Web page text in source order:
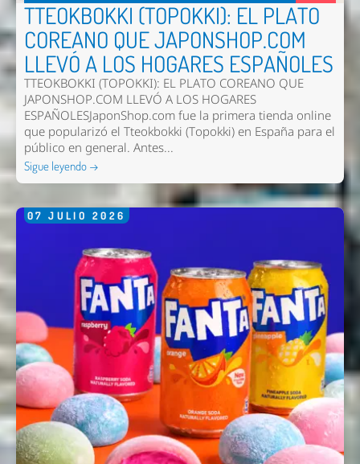
TTEOKBOKKI (TOPOKKI): EL PLATO
COREANO QUE JAPONSHOP.COM
LLEVÓ A LOS HOGARES ESPAÑOLES
TTEOKBOKKI (TOPOKKI): EL PLATO COREANO QUE
JAPONSHOP.COM LLEVÓ A LOS HOGARES
ESPAÑOLESJaponShop.com fue la primera tienda online
que popularizó el Tteokbokki (Topokki) en España para el
público en general. Antes...
Sigue leyendo →
07 JULIO 2026
Enviar